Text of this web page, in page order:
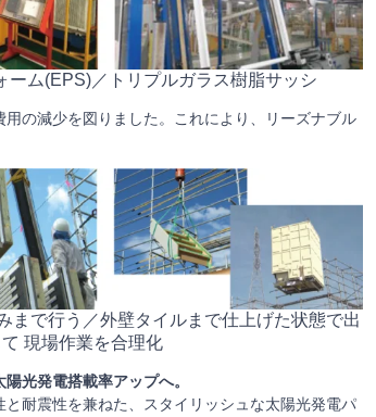
ム(EPS)／トリプルガラス樹脂サッシ
の減少を図りました。これにより、リーズナブル
まで行う／外壁タイルまで仕上げた状態で出
現場作業を合理化
光発電搭載率アップへ。
耐震性を兼ねた、スタイリッシュな太陽光発電パ